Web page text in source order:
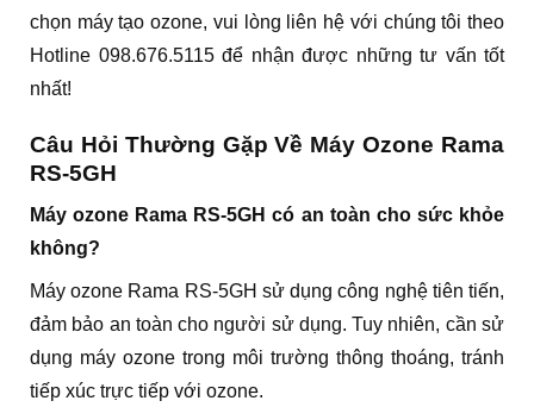
chọn máy tạo ozone, vui lòng liên hệ với chúng tôi theo
Hotline 098.676.5115 để nhận được những tư vấn tốt
nhất!
Câu Hỏi Thường Gặp Về Máy Ozone Rama
RS-5GH
Máy ozone Rama RS-5GH có an toàn cho sức khỏe
không?
Máy ozone Rama RS-5GH sử dụng công nghệ tiên tiến,
đảm bảo an toàn cho người sử dụng. Tuy nhiên, cần sử
dụng máy ozone trong môi trường thông thoáng, tránh
tiếp xúc trực tiếp với ozone.